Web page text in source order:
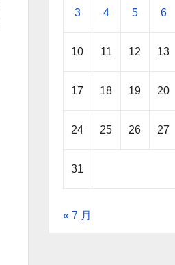
3 4 5 6
10 11 12 13
17 18 19 20
24 25 26 27
31
« 7 月